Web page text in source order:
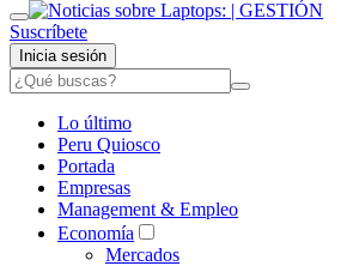
Suscríbete
Inicia sesión
Lo último
Peru Quiosco
Portada
Empresas
Management & Empleo
Economía
Mercados